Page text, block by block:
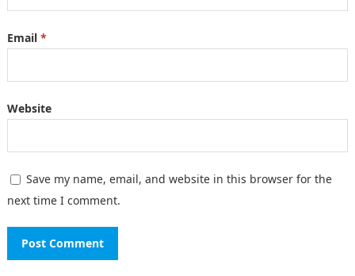
Email *
Website
Save my name, email, and website in this browser for the
next time I comment.